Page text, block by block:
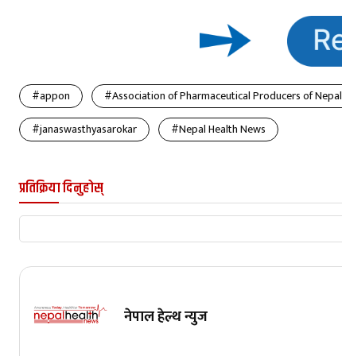
#appon #Association of Pharmaceutical Producers of Nepal
#janaswasthyasarokar
#Nepal Health News
प्रतिक्रिया दिनुहोस्
नेपाल हेल्थ न्युज